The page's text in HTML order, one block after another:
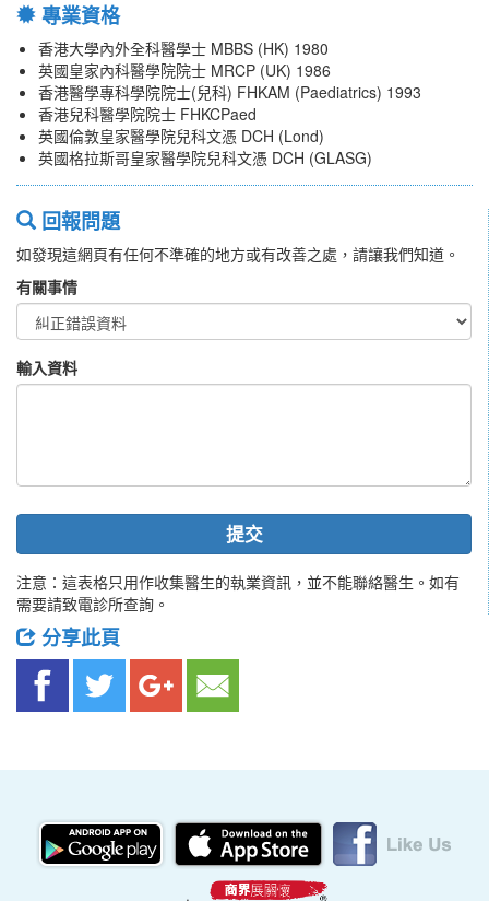
專業資格
香港大學內外全科醫學士 MBBS (HK) 1980
英國皇家內科醫學院院士 MRCP (UK) 1986
香港醫學專科學院院士(兒科) FHKAM (Paediatrics) 1993
香港兒科醫學院院士 FHKCPaed
英國倫敦皇家醫學院兒科文憑 DCH (Lond)
英國格拉斯哥皇家醫學院兒科文憑 DCH (GLASG)
回報問題
如發現這網頁有任何不準確的地方或有改善之處，請讓我們知道。
有關事情
輸入資料
提交
注意：這表格只用作收集醫生的執業資訊，並不能聯絡醫生。如有
需要請致電診所查詢。
分享此頁